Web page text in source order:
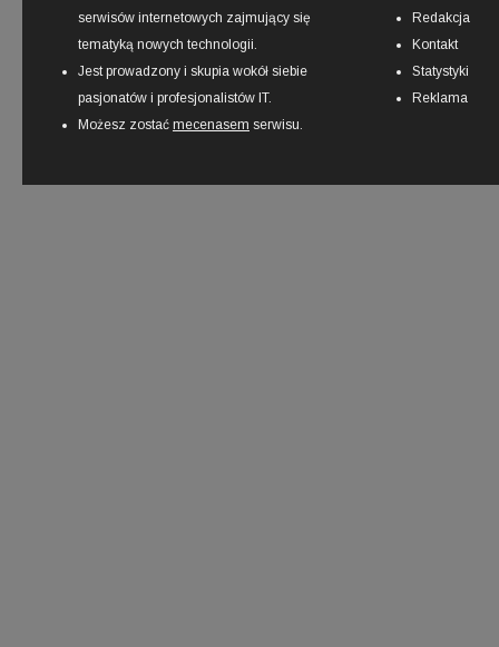
serwisów internetowych zajmujący się
tematyką nowych technologii.
Jest prowadzony i skupia wokół siebie
pasjonatów i profesjonalistów IT.
Możesz zostać mecenasem serwisu.
Redakcja
Kontakt
Statystyki
Reklama